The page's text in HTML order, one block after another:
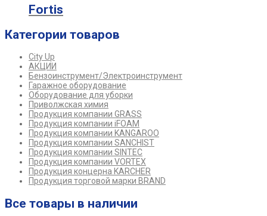
Fortis
Категории товаров
City Up
АКЦИИ
Бензоинструмент/Электроинструмент
Гаражное оборудование
Оборудование для уборки
Приволжская химия
Продукция компании GRASS
Продукция компании iFOAM
Продукция компании KANGAROO
Продукция компании SANCHIST
Продукция компании SINTEC
Продукция компании VORTEX
Продукция концерна KARCHER
Продукция торговой марки BRAND
Все товары в наличии